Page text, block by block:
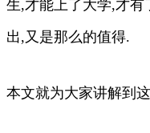
生,才能上了大学,才
出,又是那么的值得.
本文就为大家讲解到